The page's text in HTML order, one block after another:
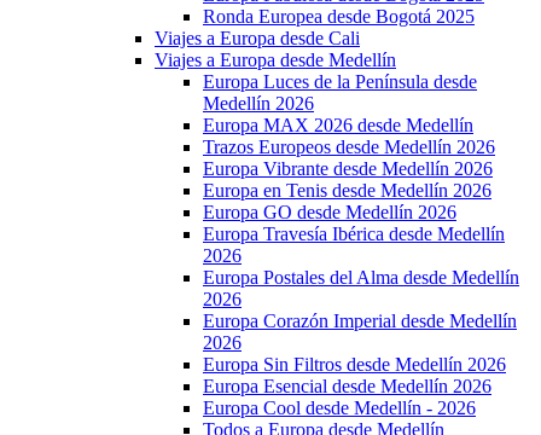
Ronda Europea desde Bogotá 2025
Viajes a Europa desde Cali
Viajes a Europa desde Medellín
Europa Luces de la Península desde
Medellín 2026
Europa MAX 2026 desde Medellín
Trazos Europeos desde Medellín 2026
Europa Vibrante desde Medellín 2026
Europa en Tenis desde Medellín 2026
Europa GO desde Medellín 2026
Europa Travesía Ibérica desde Medellín
2026
Europa Postales del Alma desde Medellín
2026
Europa Corazón Imperial desde Medellín
2026
Europa Sin Filtros desde Medellín 2026
Europa Esencial desde Medellín 2026
Europa Cool desde Medellín - 2026
Todos a Europa desde Medellín